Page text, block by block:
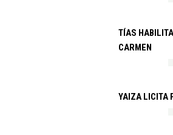
TÍAS
CARMEN
YAIZA LICITA